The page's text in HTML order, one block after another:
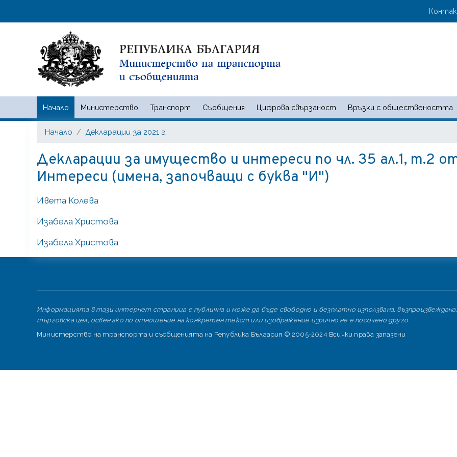
Начало Министерство Транспорт Съобщения Цифрова свързаност Връзки с обществеността
Министерство на транспорта и съобщенията | Ministry of
Начало Декларации за 2021 г.
Декларации за имущество и интереси по чл. 35 ал.1, т.2
Интереси (имена, започващи с буква "И")
Ивета Колева
Изабела Христова
Изабела Христова
Информацията в тази интернет страница е публична и може да бъде свободно и безплатно използвана,
търговска цел, освен ако по отношение на конкретен текст или изображение изрично не е посочено друго.
Министерство на транспорта и съобщенията на Република България © 2005-2024 Всички права запазени